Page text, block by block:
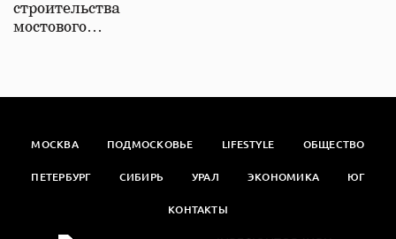
строительства
мостового…
МОСКВА ПОДМОСКОВЬЕ LIFESTYLE ОБЩЕСТВО
ПЕТЕРБУРГ СИБИРЬ УРАЛ ЭКОНОМИКА ЮГ
КОНТАКТЫ